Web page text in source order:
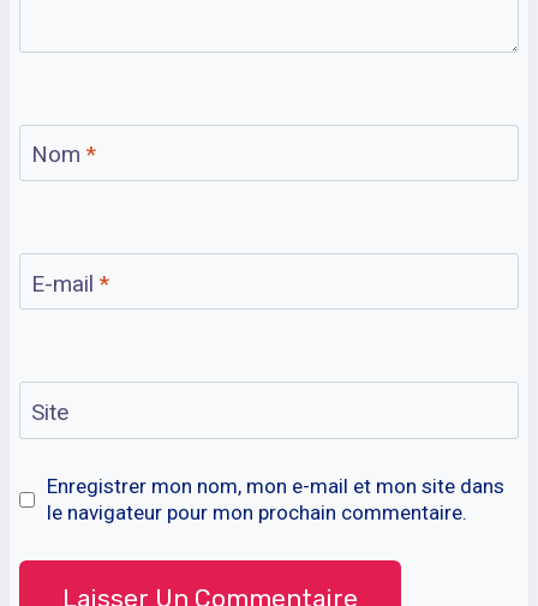
Nom *
E-mail *
Site
Enregistrer mon nom, mon e-mail et mon site dans
le navigateur pour mon prochain commentaire.